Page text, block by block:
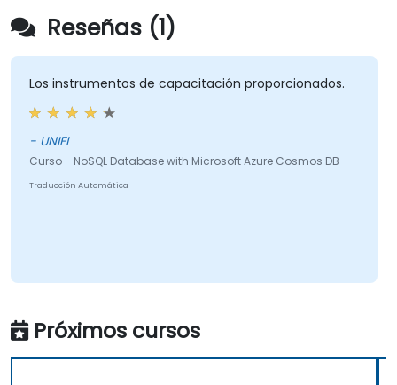
Reseñas (1)
Los instrumentos de capacitación proporcionados.
- UNIFI
Curso - NoSQL Database with Microsoft Azure Cosmos DB
Traducción Automática
Próximos cursos